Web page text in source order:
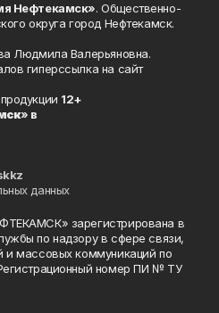
Нефтекамск». Общественно-
округа город Нефтекамск.
Людмила Валерьяновна.
гиперссылка на сайт
12+
» в
данных
зарегистрирована в
по надзору в сфере связи,
и массовых коммуникаций по
номер ПИ № ТУ